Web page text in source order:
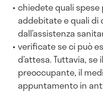
chiedete quali spese
addebitate e quali
dall’assistenza
verificate se ci può
d’attesa. Tuttavia,
preoccupante, il
appuntamento in